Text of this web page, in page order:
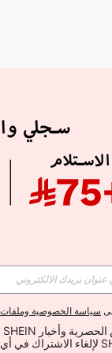
APP
سياسة الخصوصية وملفات